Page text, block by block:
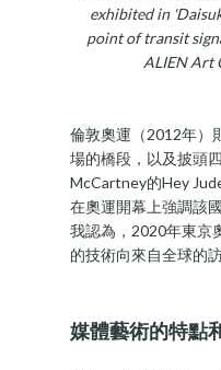
exhibited in
point of transit
ALIEN Art
倫敦奧運（2012年）
場的橋段，以及披頭
McCartney的Hey
在奧運開幕上強調該
我認為，2020年東京
的技術向來自全球的
媒體藝術的特點